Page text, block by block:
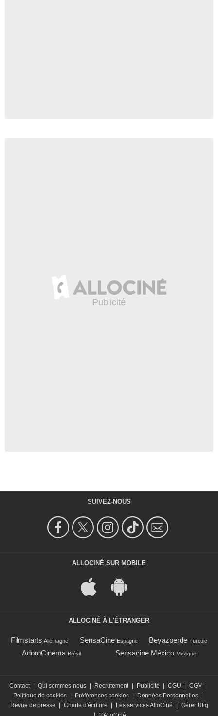
SUIVEZ-NOUS
ALLOCINÉ SUR MOBILE
ALLOCINÉ À L'ÉTRANGER
Filmstarts Allemagne SensaCine Espagne Beyazperde Turquie
AdoroCinema Brésil Sensacine México Mexique
Contact Qui sommes-nous Recrutement Publicité CGU CGV
Politique de cookies
Préférences cookies Données Personnelles
Revue de presse
Charte d'écriture Les services AlloCiné
Gérer Utiq